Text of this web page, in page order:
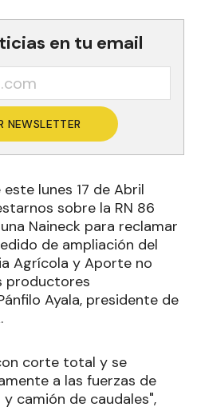
en tu email
NEWSLETTER
lunes 17 de Abril
sobre la RN 86
Naineck para reclamar
de ampliación del
Agrícola y Aporte no
productores
Ayala, presidente de
corte total y se
a las fuerzas de
camión de caudales",